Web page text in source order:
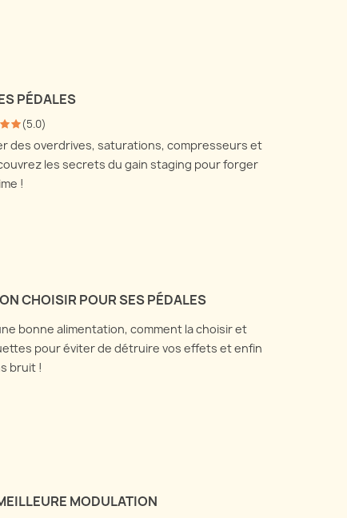
PÉDALES
(5.0)
des overdrives, saturations, compresseurs et
les secrets du gain staging pour forger
!
CHOISIR POUR SES PÉDALES
bonne alimentation, comment la choisir et
pour éviter de détruire vos effets et enfin
bruit !
MODULATION